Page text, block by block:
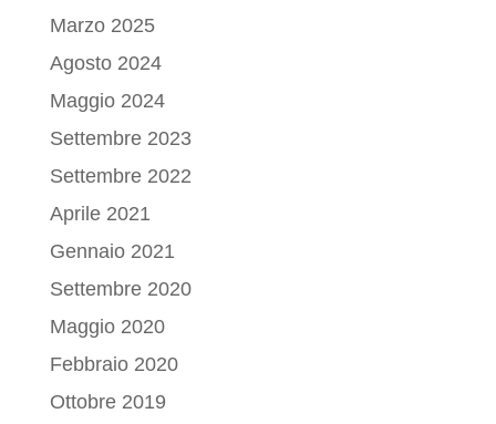
Marzo 2025
Agosto 2024
Maggio 2024
Settembre 2023
Settembre 2022
Aprile 2021
Gennaio 2021
Settembre 2020
Maggio 2020
Febbraio 2020
Ottobre 2019